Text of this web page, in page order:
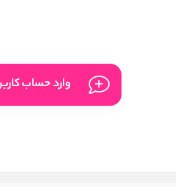
وارد حساب